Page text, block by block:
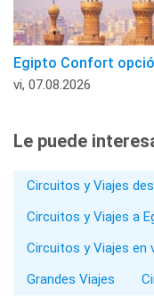
Egipto Confort
vi, 07.08.2026
Le puede
Circuitos y Viajes
Circuitos y Viajes a
Circuitos y Viajes en
Grandes Viajes